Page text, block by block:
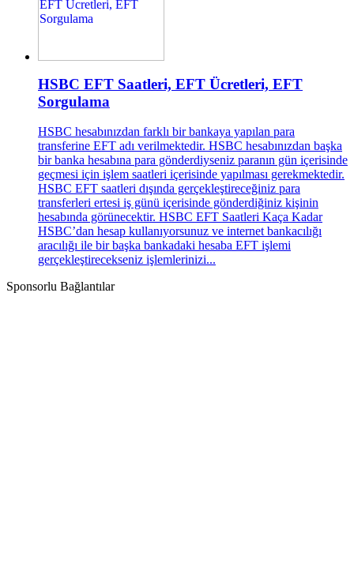
HSBC EFT Saatleri, EFT Ücretleri, EFT
Sorgulama
HSBC hesabınızdan farklı bir bankaya yapılan para
transferine EFT adı verilmektedir. HSBC hesabınızdan başka
bir banka hesabına para gönderdiyseniz paranın gün içerisinde
geçmesi için işlem saatleri içerisinde yapılması gerekmektedir.
HSBC EFT saatleri dışında gerçekleştireceğiniz para
transferleri ertesi iş günü içerisinde gönderdiğiniz kişinin
hesabında görünecektir. HSBC EFT Saatleri Kaça Kadar
HSBC’dan hesap kullanıyorsunuz ve internet bankacılığı
aracılığı ile bir başka bankadaki hesaba EFT işlemi
gerçekleştirecekseniz işlemlerinizi...
Sponsorlu Bağlantılar